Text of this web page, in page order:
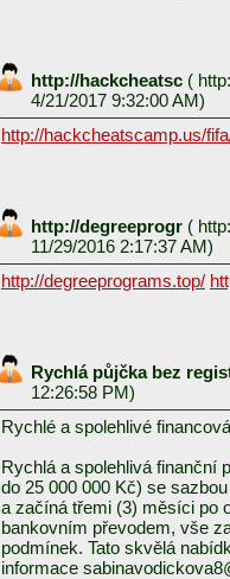
http://hackcheatsc (
4/21/2017 9:32:00 AM)
http://hackcheatscamp.us/
http://degreeprogr (
11/29/2016 2:17:37 AM)
http://degreeprograms.top/
Rychlá půjčka bez
12:26:58 PM)
Rychlé a spolehlivé
Rychlá a spolehlivá finanční
do 25 000 000 Kč) se
a začíná třemi (3) měsíci po
bankovním převodem, vše
podmínek. Tato skvělá
informace